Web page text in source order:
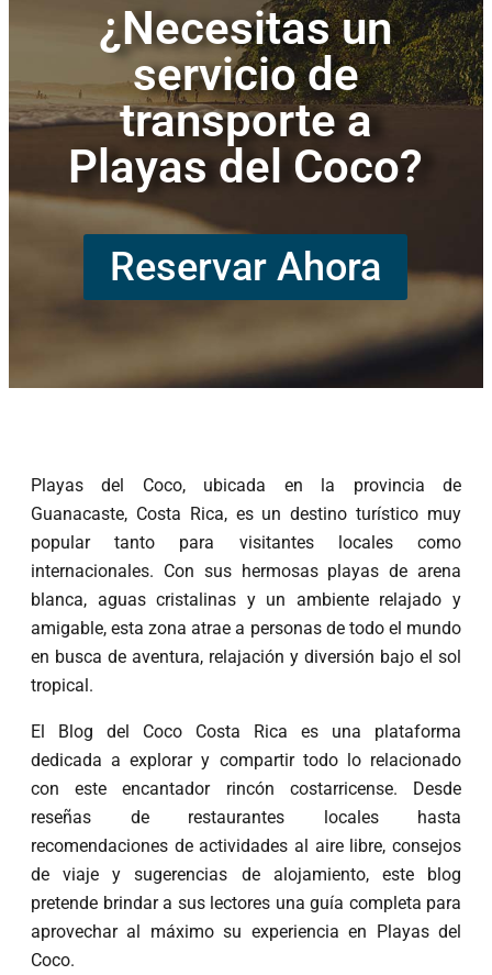
¿Necesitas un
servicio de
transporte a
Playas del Coco?
Reservar Ahora
Playas del Coco, ubicada en la provincia de
Guanacaste, Costa Rica, es un destino turístico muy
popular tanto para visitantes locales como
internacionales. Con sus hermosas playas de arena
blanca, aguas cristalinas y un ambiente relajado y
amigable, esta zona atrae a personas de todo el mundo
en busca de aventura, relajación y diversión bajo el sol
tropical.
El Blog del Coco Costa Rica es una plataforma
dedicada a explorar y compartir todo lo relacionado
con este encantador rincón costarricense. Desde
reseñas de restaurantes locales hasta
recomendaciones de actividades al aire libre, consejos
de viaje y sugerencias de alojamiento, este blog
pretende brindar a sus lectores una guía completa para
aprovechar al máximo su experiencia en Playas del
Coco.